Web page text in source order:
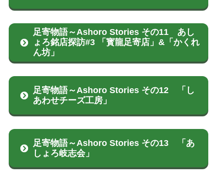
足寄物語～Ashoro Stories その11 あし
ょろ銘店探訪#3 「寳龍足寄店」&「かくれ
ん坊」
足寄物語～Ashoro Stories その12 「し
あわせチーズ工房」
足寄物語～Ashoro Stories その13 「あ
しょろ岐志会」